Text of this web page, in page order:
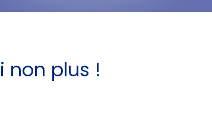
non plus !